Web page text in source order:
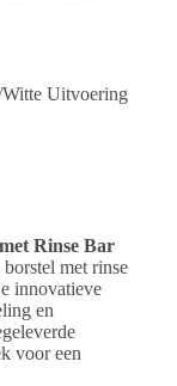
Uitvoering
Rinse Bar
met rinse
innovatieve
en
voor een